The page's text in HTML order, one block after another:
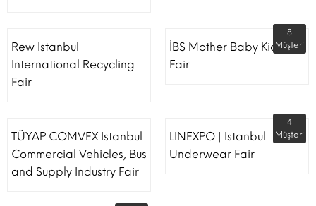
Rew Istanbul
International Recycling
Fair
İBS Mother Baby Kids
Fair
8
Müşteri
TÜYAP COMVEX Istanbul
Commercial Vehicles, Bus
and Supply Industry Fair
LINEXPO | Istanbul
Underwear Fair
4
Müşteri